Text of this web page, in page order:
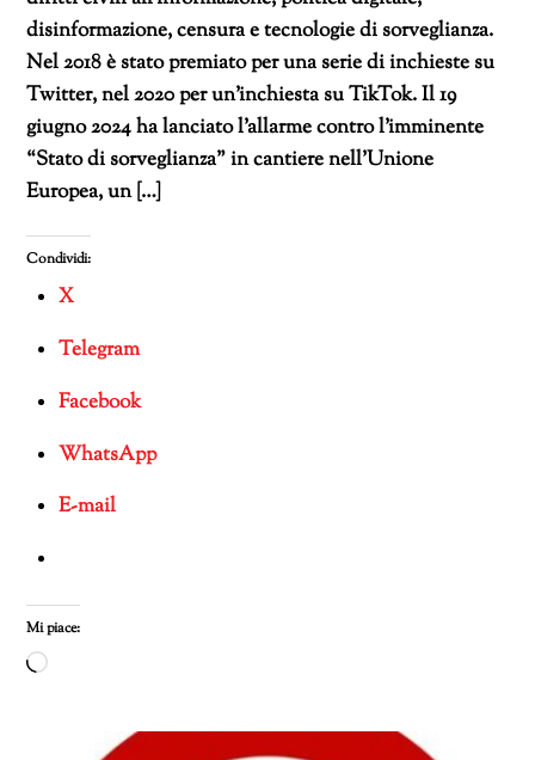
disinformazione, censura e tecnologie di sorveglianza.
Nel 2018 è stato premiato per una serie di inchieste su
Twitter, nel 2020 per un’inchiesta su TikTok. Il 19
giugno 2024 ha lanciato l’allarme contro l’imminente
“Stato di sorveglianza” in cantiere nell’Unione
Europea, un […]
Condividi:
X
Telegram
Facebook
WhatsApp
E-mail
Mi piace:
Caricamento